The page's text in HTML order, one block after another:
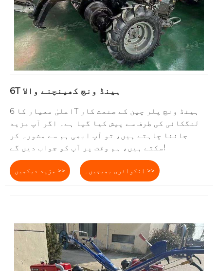
6T ہینڈ ونچ کھینچنے والا
اعلیٰ معیار کا 6T ہینڈ ونچ پلر چین کے صنعت کار
لنگکائی کی طرف سے پیش کیا گیا ہے۔ اگر آپ مزید
جاننا چاہتے ہیں، تو آپ ابھی ہم سے مشورہ کر
سکتے ہیں، ہم وقت پر آپ کو جواب دیں گے!
مزید دیکھیں >> انکوائری بھیجیں۔ >>